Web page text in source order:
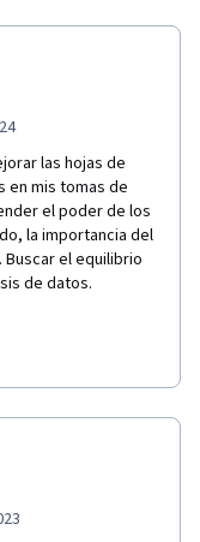
las hojas de
en mis tomas de
el poder de los
la importancia del
Buscar el equilibrio
de datos.